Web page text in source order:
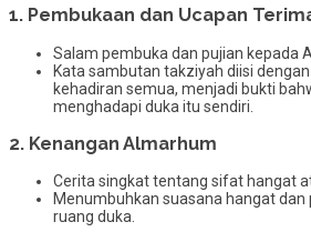
1. Pembukaan dan Ucapan
Salam pembuka dan pujian kepada
Kata sambutan takziyah diisi
kehadiran semua, menjadi bukti
menghadapi duka itu sendiri.
2. Kenangan Almarhum
Cerita singkat tentang sifat hangat
Menumbuhkan suasana hangat
ruang duka.